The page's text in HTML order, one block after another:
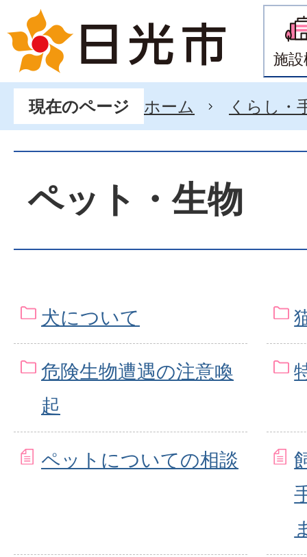
施
現在のページ ホーム くらし・
ペット・生物
犬について
危険生物遭遇の注意喚
起
ペットについての相談